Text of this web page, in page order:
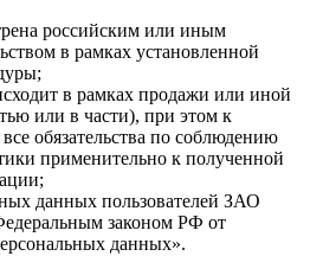
российским или иным
в рамках установленной
в рамках продажи или иной
или в части), при этом к
обязательства по соблюдению
применительно к полученной
данных пользователей ЗАО
законом РФ от
данных».